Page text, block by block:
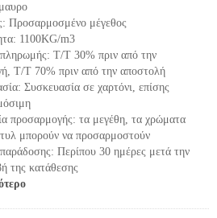
Προσαρμοσμένο μέγεθος
1100KG/m3
T/T 30% πριν από την
T/T 70% πριν από την αποστολή
Συσκευασία σε χαρτόνι, επίσης
προσαρμογής: τα μεγέθη, τα χρώματα
μπορούν να προσαρμοστούν
Περίπου 30 ημέρες μετά την
της κατάθεσης